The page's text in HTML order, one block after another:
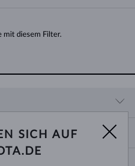
mit diesem Filter.
SICH AUF